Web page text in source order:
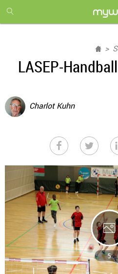
month
free
LASEP-
Charlot Kuhn
5